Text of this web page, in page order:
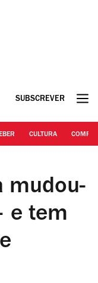
SUBSCREVER
CULTURA
mudou-
e tem